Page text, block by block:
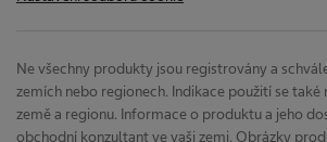
Ne všechny produkty jsou registrovány a
zemích nebo regionech. Indikace použití se
země a regionu. Informace o produktu a jeho
obchodní konzultant ve vaši zemi. Obrázky